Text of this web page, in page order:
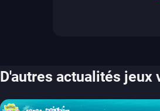
D'autres actualités jeux